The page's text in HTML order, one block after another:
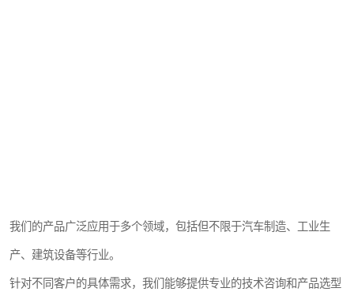
我们的产品广泛应用于多个领域，包括但不限于汽车制造、工业生
产、建筑设备等行业。
针对不同客户的具体需求，我们能够提供专业的技术咨询和产品选型